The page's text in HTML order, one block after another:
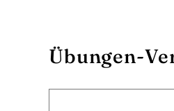
Übungen-